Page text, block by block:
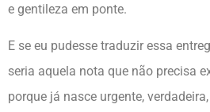
e gentileza em ponte.
E se eu pudesse traduzir essa
seria aquela nota que não precisa
porque já nasce urgente,